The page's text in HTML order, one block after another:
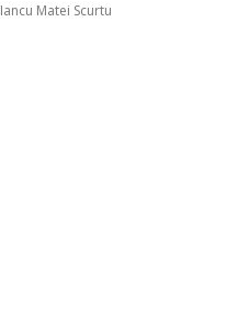
Iancu Matei Scurtu